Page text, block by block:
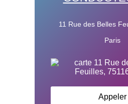
11 Rue des Belles
Paris
Appeler